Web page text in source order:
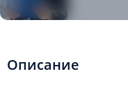
Описание